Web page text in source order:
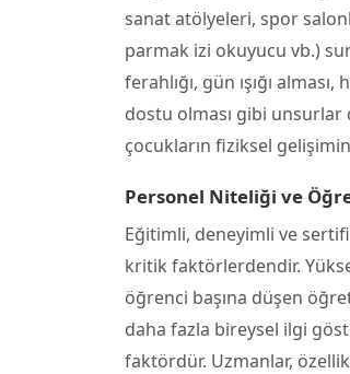
sanat atölyeleri, spor
parmak izi okuyucu vb.)
ferahlığı, gün ışığı
dostu olması gibi unsurlar
çocukların fiziksel
Personel Niteliği ve
Eğitimli, deneyimli ve
kritik faktörlerdendir.
öğrenci başına düşen
daha fazla bireysel ilgi
faktördür. Uzmanlar,